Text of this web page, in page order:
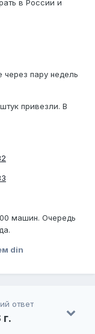
в России и
пару недель
привезли. В
машин. Очередь
din
ответ
г.